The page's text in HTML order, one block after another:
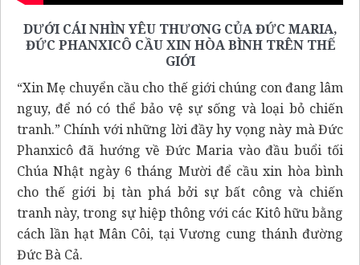
DƯỚI CÁI NHÌN YÊU THƯƠNG CỦA ĐỨC MARIA,
ĐỨC PHANXICÔ CẦU XIN HÒA BÌNH TRÊN THẾ
GIỚI
“Xin Mẹ chuyển cầu cho thế giới chúng con đang lâm
nguy, để nó có thể bảo vệ sự sống và loại bỏ chiến
tranh.” Chính với những lời đầy hy vọng này mà Đức
Phanxicô đã hướng về Đức Maria vào đầu buổi tối
Chúa Nhật ngày 6 tháng Mười để cầu xin hòa bình
cho thế giới bị tàn phá bởi sự bất công và chiến
tranh này, trong sự hiệp thông với các Kitô hữu bằng
cách lần hạt Mân Côi, tại Vương cung thánh đường
Đức Bà Cả.